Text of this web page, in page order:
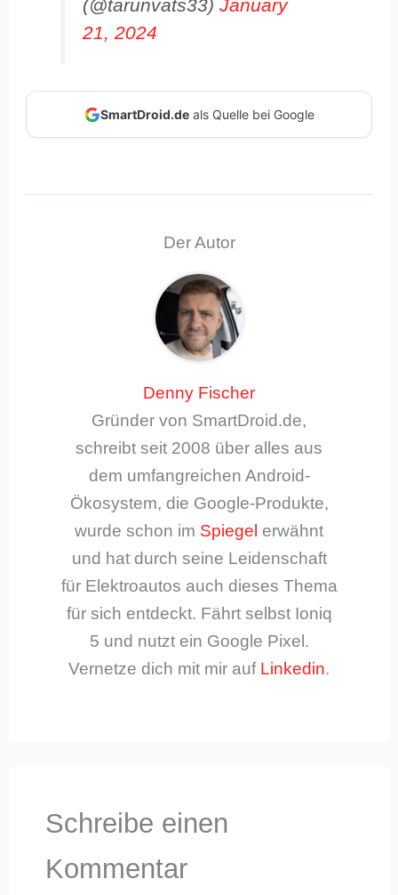
(@tarunvats33)January
21, 2024
SmartDroid.deals Quelle bei Google
Der Autor
Denny Fischer
Gründer von SmartDroid.de,
schreibt seit 2008 über alles aus
dem umfangreichen Android-
Ökosystem, die Google-Produkte,
wurde schon im Spiegel erwähnt
und hat durch seine Leidenschaft
für Elektroautos auch dieses Thema
für sich entdeckt. Fährt selbst Ioniq
5 und nutzt ein Google Pixel.
Vernetze dich mit mir auf Linkedin.
Schreibe einen
Kommentar